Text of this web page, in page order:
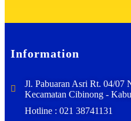
Information
Jl. Pabuaran Asri Rt. 04/07
Kecamatan Cibinong -
Hotline : 021 38741131